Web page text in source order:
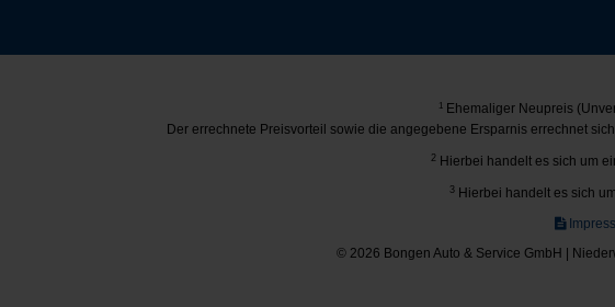
1Ehemaliger Neupreis
Der errechnete Preisvorteil sowie die angegebene Ersparnis errechnet
2 Hierbei handelt es sich um
3 Hierbei handelt es sich
© 2026 Bongen Auto & Service GmbH |